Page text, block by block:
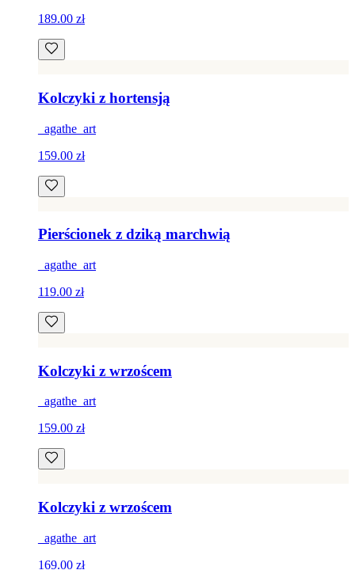
189.00 zł
Kolczyki z hortensją
_agathe_art
159.00 zł
Pierścionek z dziką marchwią
_agathe_art
119.00 zł
Kolczyki z wrzoścem
_agathe_art
159.00 zł
Kolczyki z wrzoścem
_agathe_art
169.00 zł